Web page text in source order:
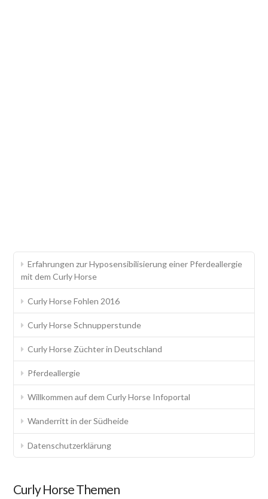
Erfahrungen zur Hyposensibilisierung einer Pferdeallergie
mit dem Curly Horse
Curly Horse Fohlen 2016
Curly Horse Schnupperstunde
Curly Horse Züchter in Deutschland
Pferdeallergie
Willkommen auf dem Curly Horse Infoportal
Wanderritt in der Südheide
Datenschutzerklärung
Curly Horse Themen